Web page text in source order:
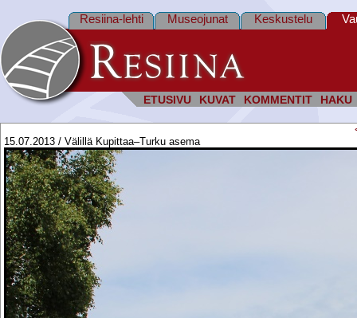
ETUSIVU KUVAT KOMMENTIT HAKU
Resiina-lehti Museojunat Keskustelu
15.07.2013 / Välillä Kupittaa–Turku asema